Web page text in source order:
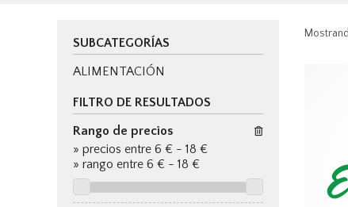
SUBCATEGORÍAS
ALIMENTACIÓN
FILTRO DE RESULTADOS
Rango de precios
» precios entre 6 € - 18 €
» rango entre 6 € - 18 €